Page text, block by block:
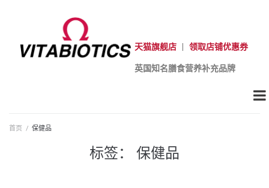
天猫旗舰店 领取店铺优惠券
英国知名膳食营养补充品牌
首页 / 保健品
标签： 保健品